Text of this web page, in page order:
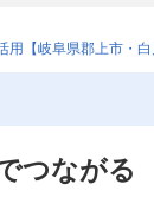
【岐阜県郡上市・白
つなが